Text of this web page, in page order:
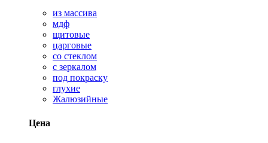
из массива
мдф
щитовые
царговые
со стеклом
с зеркалом
под покраску
глухие
Жалюзийные
Цена